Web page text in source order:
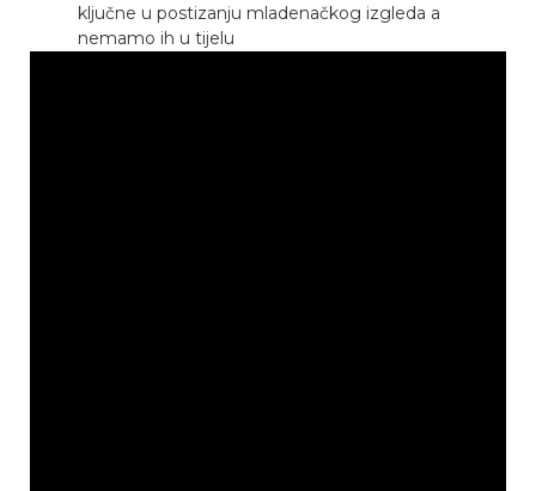
ključne u postizanju mladenačkog izgleda a
nemamo ih u tijelu